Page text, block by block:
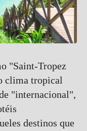
"Saint-Tropez
clima tropical
"internacional",
destinos que